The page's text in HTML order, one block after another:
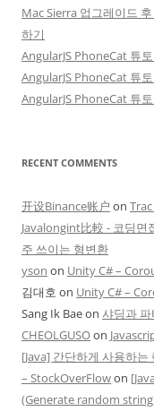
Mac Sierra 업그레이드
하기
AngularJS PhoneCat 튜
AngularJS PhoneCat 튜
AngularJS PhoneCat 튜
RECENT COMMENTS
开设Binance账户 on
Javalongint比較 - 코딩면
주 쓰이는 형변환
yson on Unity C# –
김대호 on Unity C# –
Sang Ik Baeon 샤딩과
CHEOLGUSOon
[Java] 간단하게 사용하
– StockOverFlowon
(Generate random